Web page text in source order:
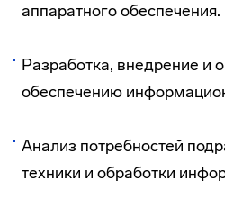
аппаратного обеспечения.
Разработка, внедрение и
обеспечению
Анализ потребностей
техники и обработки